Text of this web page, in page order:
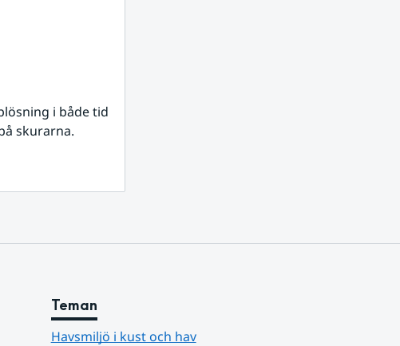
i både tid
skurarna.
Teman
Havsmiljö i kust och hav